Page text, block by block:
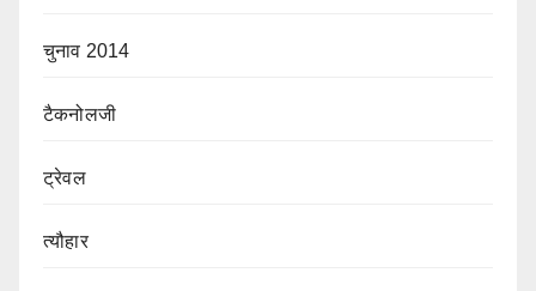
चुनाव 2014
टैकनोलजी
ट्रेवल
त्यौहार